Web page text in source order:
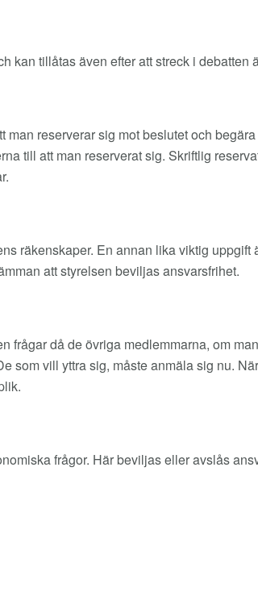
kan tillåtas även efter att streck i debatten
reserverar sig mot beslutet och
till att man reserverat sig. Skriftlig
räkenskaper. En annan lika viktig uppgift
att styrelsen beviljas ansvarsfrihet.
frågar då de övriga medlemmarna, om
som vill yttra sig, måste anmäla sig nu.
frågor. Här beviljas eller avslås